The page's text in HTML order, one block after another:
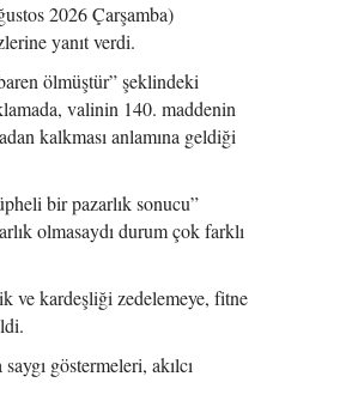
2026 Çarşamba)
yanıt verdi.
ölmüştür” şeklindeki
valinin 140. maddenin
kalkması anlamına geldiği
bir pazarlık sonucu”
olmasaydı durum çok farklı
ve kardeşliği zedelemeye, fitne
göstermeleri, akılcı